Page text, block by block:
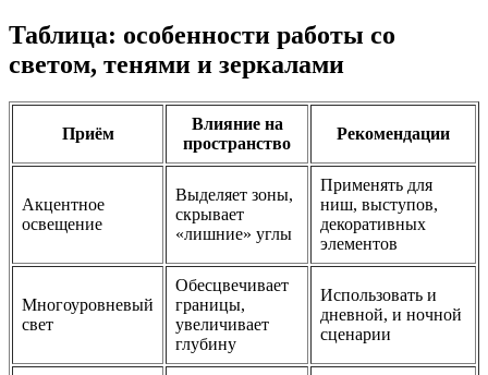
Таблица: особенности работы со
светом, тенями и зеркалами
Приём
Влияние на
пространство
Рекомендации
Акцентное
освещение
Выделяет зоны,
скрывает
«лишние» углы
Применять для
ниш, выступов,
декоративных
элементов
Многоуровневый
свет
Обесцвечивает
границы,
увеличивает
глубину
Использовать и
дневной, и ночной
сценарии